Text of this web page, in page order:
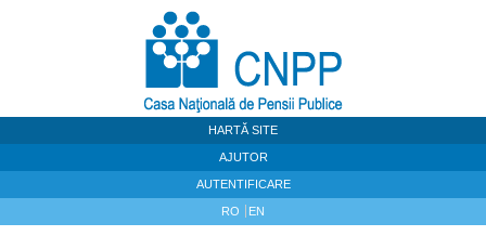
HARTĂ SITE
AJUTOR
AUTENTIFICARE
RO EN